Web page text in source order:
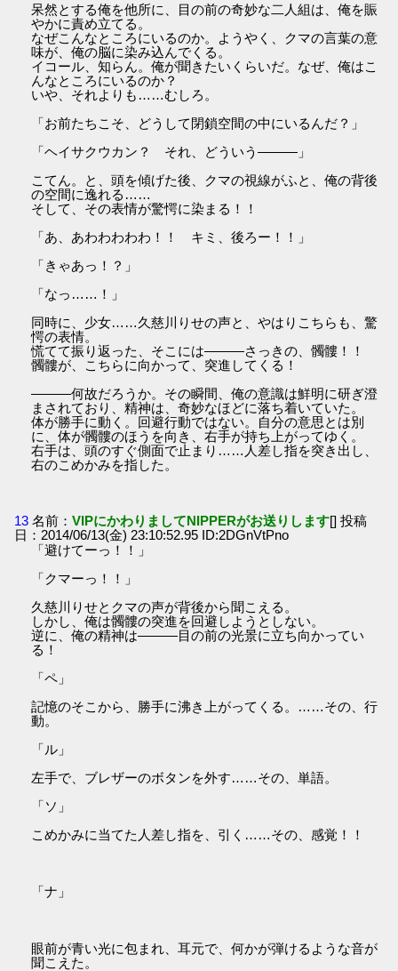
呆然とする俺を他所に、目の前の奇妙な二人組は、俺を賑
やかに責め立てる。
なぜこんなところにいるのか。ようやく、クマの言葉の意
味が、俺の脳に染み込んでくる。
イコール、知らん。俺が聞きたいくらいだ。なぜ、俺はこ
んなところにいるのか？
いや、それよりも……むしろ。
「お前たちこそ、どうして閉鎖空間の中にいるんだ？」
「ヘイサクウカン？ それ、どういう―――」
こてん。と、頭を傾げた後、クマの視線がふと、俺の背後
の空間に逸れる……
そして、その表情が驚愕に染まる！！
「あ、あわわわわわ！！ キミ、後ろー！！」
「きゃあっ！？」
「なっ……！」
同時に、少女……久慈川りせの声と、やはりこちらも、驚
愕の表情。
慌てて振り返った、そこには―――さっきの、髑髏！！
髑髏が、こちらに向かって、突進してくる！
―――何故だろうか。その瞬間、俺の意識は鮮明に研ぎ澄
まされており、精神は、奇妙なほどに落ち着いていた。
体が勝手に動く。回避行動ではない。自分の意思とは別
に、体が髑髏のほうを向き、右手が持ち上がってゆく。
右手は、頭のすぐ側面で止まり……人差し指を突き出し、
右のこめかみを指した。
13 名前：VIPにかわりましてNIPPERがお送りします[] 投稿
日：2014/06/13(金) 23:10:52.95 ID:2DGnVtPno
「避けてーっ！！」
「クマーっ！！」
久慈川りせとクマの声が背後から聞こえる。
しかし、俺は髑髏の突進を回避しようとしない。
逆に、俺の精神は―――目の前の光景に立ち向かってい
る！
「ペ」
記憶のそこから、勝手に沸き上がってくる。……その、行
動。
「ル」
左手で、ブレザーのボタンを外す……その、単語。
「ソ」
こめかみに当てた人差し指を、引く……その、感覚！！
「ナ」
眼前が青い光に包まれ、耳元で、何かが弾けるような音が
聞こえた。